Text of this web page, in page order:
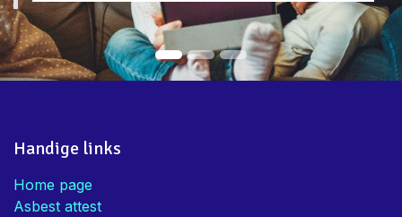
Handige links
Home page
Asbest attest